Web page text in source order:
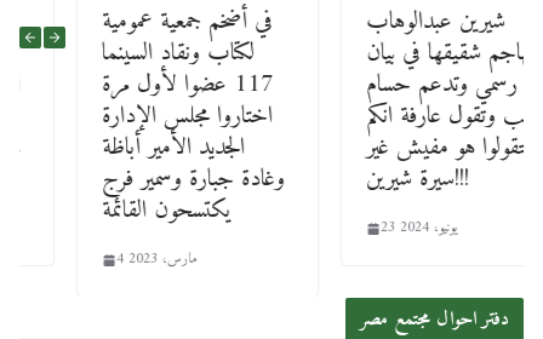
في أضخم جمعية عمومية
لكتاب ونقاد السينما
117 عضوا لأول مرة
اختاروا مجلس الإدارة
الجديد الأمير أباظة
وغادة جبارة وسمير فرج
يكتسحون القائمة
4 مارس، 2023
شيرين عبدالوهاب
تهاجم شقيقها في بيان
رسمي وتدعم حسام
حبيب وتقول عارفة انكم
بتقولوا هو مفيش غير
سيرة شيرين!!!
23 يونيو، 2024
دفتر احوال مجتمع مصر